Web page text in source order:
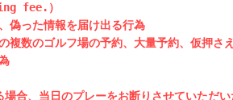
fee.）
偽った情報を届け出る行為
複数のゴルフ場の予約、大量予約、仮押
合、当日のプレーをお断りさせていただ